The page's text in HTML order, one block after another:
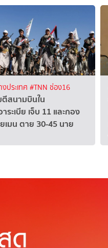
ประเทศ #TNN ช่อง16
สนามบินใน
ระเบีย เจ็บ 11 และกอง
เมน ตาย 30-45 นาย